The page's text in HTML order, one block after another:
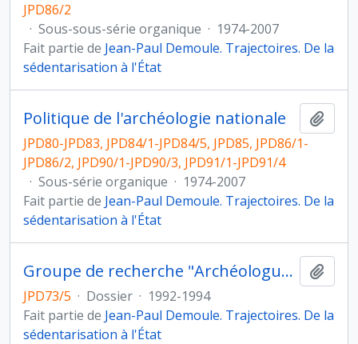
JPD86/2
· Sous-sous-série organique · 1974-2007
Fait partie de Jean-Paul Demoule. Trajectoires. De la
sédentarisation à l'État
Politique de l'archéologie nationale
JPD80-JPD83, JPD84/1-JPD84/5, JPD85, JPD86/1-
JPD86/2, JPD90/1-JPD90/3, JPD91/1-JPD91/4
· Sous-série organique · 1974-2007
Fait partie de Jean-Paul Demoule. Trajectoires. De la
sédentarisation à l'État
Groupe de recherche "Archéologues-dateurs"
JPD73/5 · Dossier · 1992-1994
Fait partie de Jean-Paul Demoule. Trajectoires. De la
sédentarisation à l'État